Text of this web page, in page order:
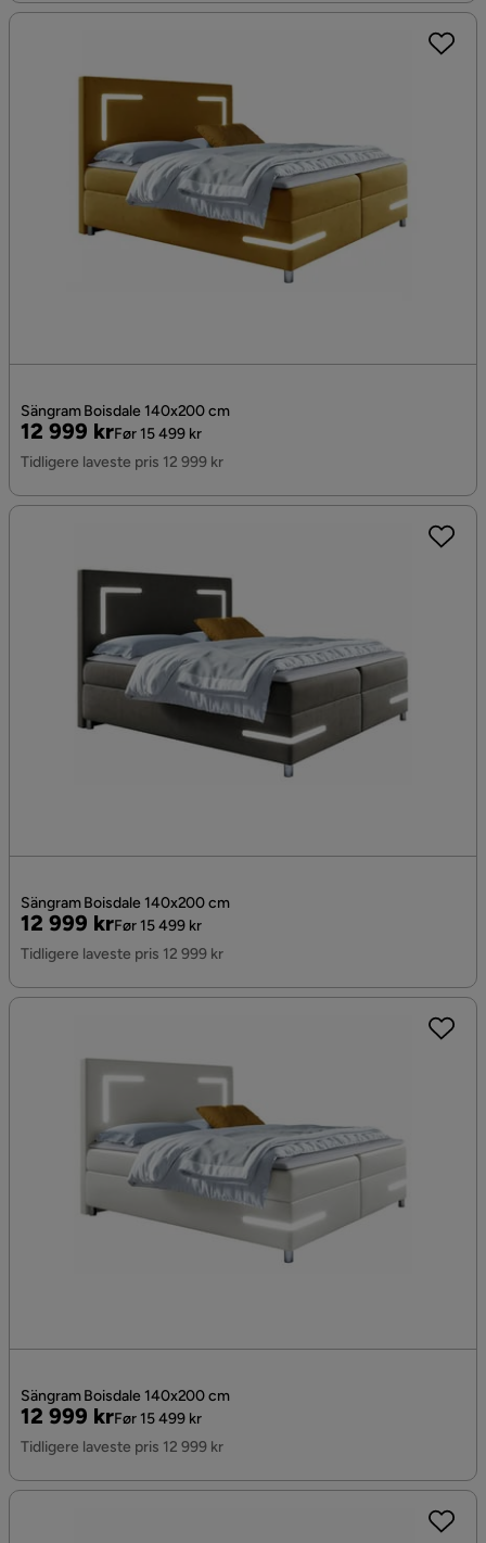
Sängram Boisdale 140x200 cm
Pris
12 999 kr
Original
Pris
Før 15 499 kr
Tidligere laveste pris 12 999 kr
Sängram Boisdale 140x200 cm
Pris
12 999 kr
Original
Pris
Før 15 499 kr
Tidligere laveste pris 12 999 kr
Sängram Boisdale 140x200 cm
Pris
12 999 kr
Original
Pris
Før 15 499 kr
Tidligere laveste pris 12 999 kr